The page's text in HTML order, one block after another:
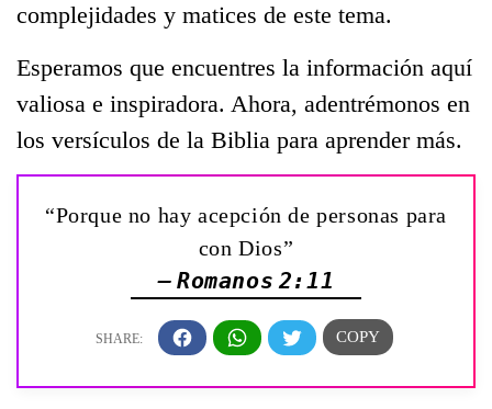
complejidades y matices de este tema.
Esperamos que encuentres la información aquí
valiosa e inspiradora. Ahora, adentrémonos en
los versículos de la Biblia para aprender más.
“Porque no hay acepción de personas para
con Dios”
— Romanos 2:11